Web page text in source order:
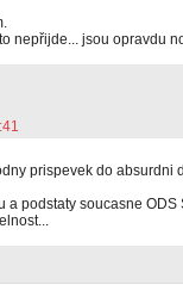
nepřijde... jsou opravdu
prispevek do absurdni
a podstaty soucasne